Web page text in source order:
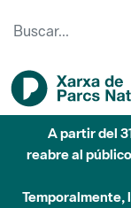
A partir del
reabre al
Temporalmente,